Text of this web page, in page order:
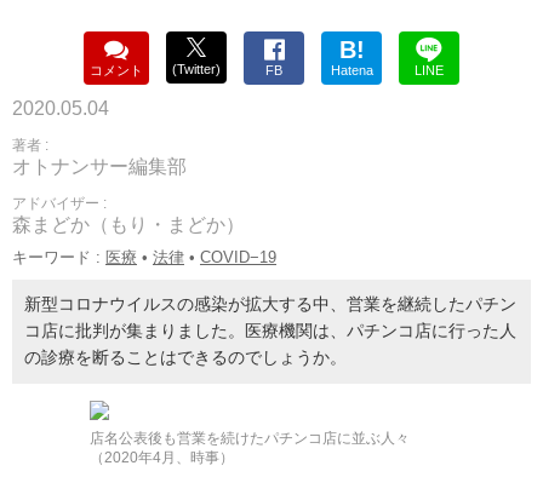
コメント (Twitter) FB
B!
Hatena LINE
2020.05.04
著者 :
オトナンサー編集部
アドバイザー :
森まどか（もり・まどか）
キーワード : 医療 • 法律 • COVID−19
新型コロナウイルスの感染が拡大する中、営業を継続したパチン
コ店に批判が集まりました。医療機関は、パチンコ店に行った人
の診療を断ることはできるのでしょうか。
店名公表後も営業を続けたパチンコ店に並ぶ人々
（2020年4月、時事）